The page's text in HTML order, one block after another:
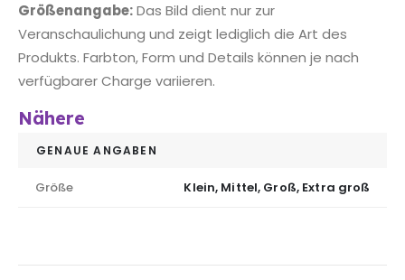
Größenangabe:Das Bild dient nur zur
Veranschaulichung und zeigt lediglich die Art des
Produkts. Farbton, Form und Details können je nach
verfügbarer Charge variieren.
Nähere
GENAUE ANGABEN
Größe Klein, Mittel, Groß, Extra groß